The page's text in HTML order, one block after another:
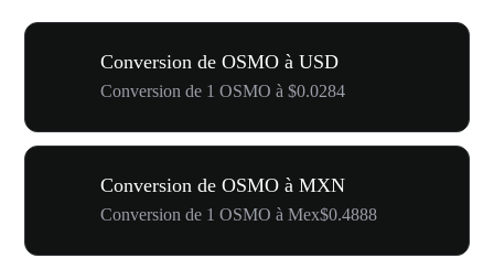
Conversion de OSMO à USD
Conversion de 1 OSMO à $0.0284
Conversion de OSMO à MXN
Conversion de 1 OSMO à Mex$0.4888